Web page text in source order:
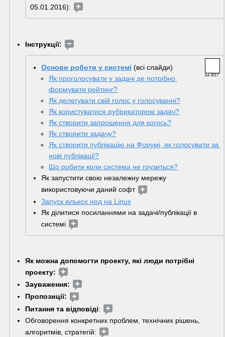
05.01.2016):
Інструкції:
Jul 2017
Основи роботи у системі (всі слайди)
Як проголосувати у задачі де потрібно
формувати рейтинг?
Як делегувати свій голос у голосуванні?
Як користуватися рубрикатором задач?
Як створити запрошення для когось?
Як створити задачу?
Як створити публікацію на Форумі, як голосувати за
нові публікації?
Що робити коли система не грузиться?
Як запустити свою незалежну мережу
використовуючи даний софт
Запуск кількох нод на Linux
Як ділитися посиланнями на задачі/публікації в
системі
Як можна допомогти проекту, які люди потрібні
проекту:
Зауваження:
Пропозиції:
Питання та відповіді:
Обговорення конкретних проблем, технічних рішень,
алгоритмів, стратегій: